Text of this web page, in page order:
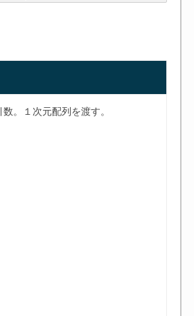
数。１次元配列を渡す。